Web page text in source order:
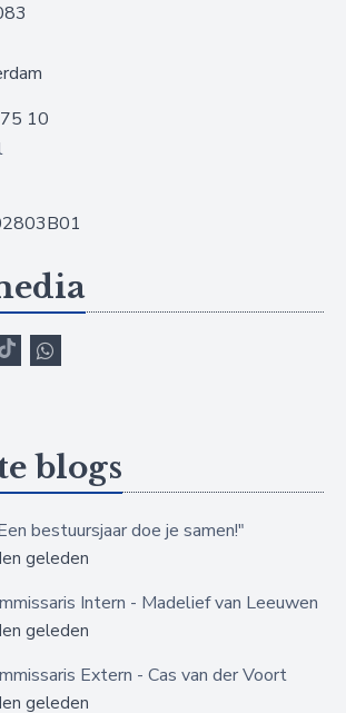
10
blogs
bestuursjaar doe je samen!"
geleden
Intern - Madelief van Leeuwen
geleden
Extern - Cas van der Voort
geleden